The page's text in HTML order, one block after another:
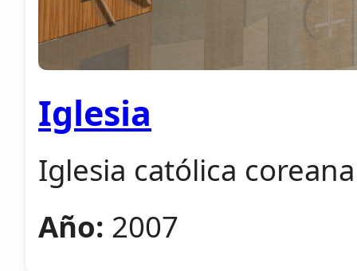
Iglesia
Iglesia católica
Año: 2007